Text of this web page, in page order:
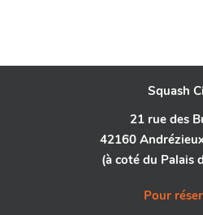
Squash
21 rue des
42160
(à coté du Palais
Pour